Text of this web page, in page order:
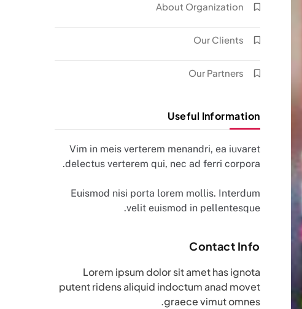
About Organization
Our Clients
Our Partners
Useful Information
Vim in meis verterem menandri, ea iuvaret
delectus verterem qui, nec ad ferri corpora.
Euismod nisi porta lorem mollis. Interdum
velit euismod in pellentesque.
Contact Info
Lorem ipsum dolor sit amet has ignota
putent ridens aliquid indoctum anad movet
graece vimut omnes.